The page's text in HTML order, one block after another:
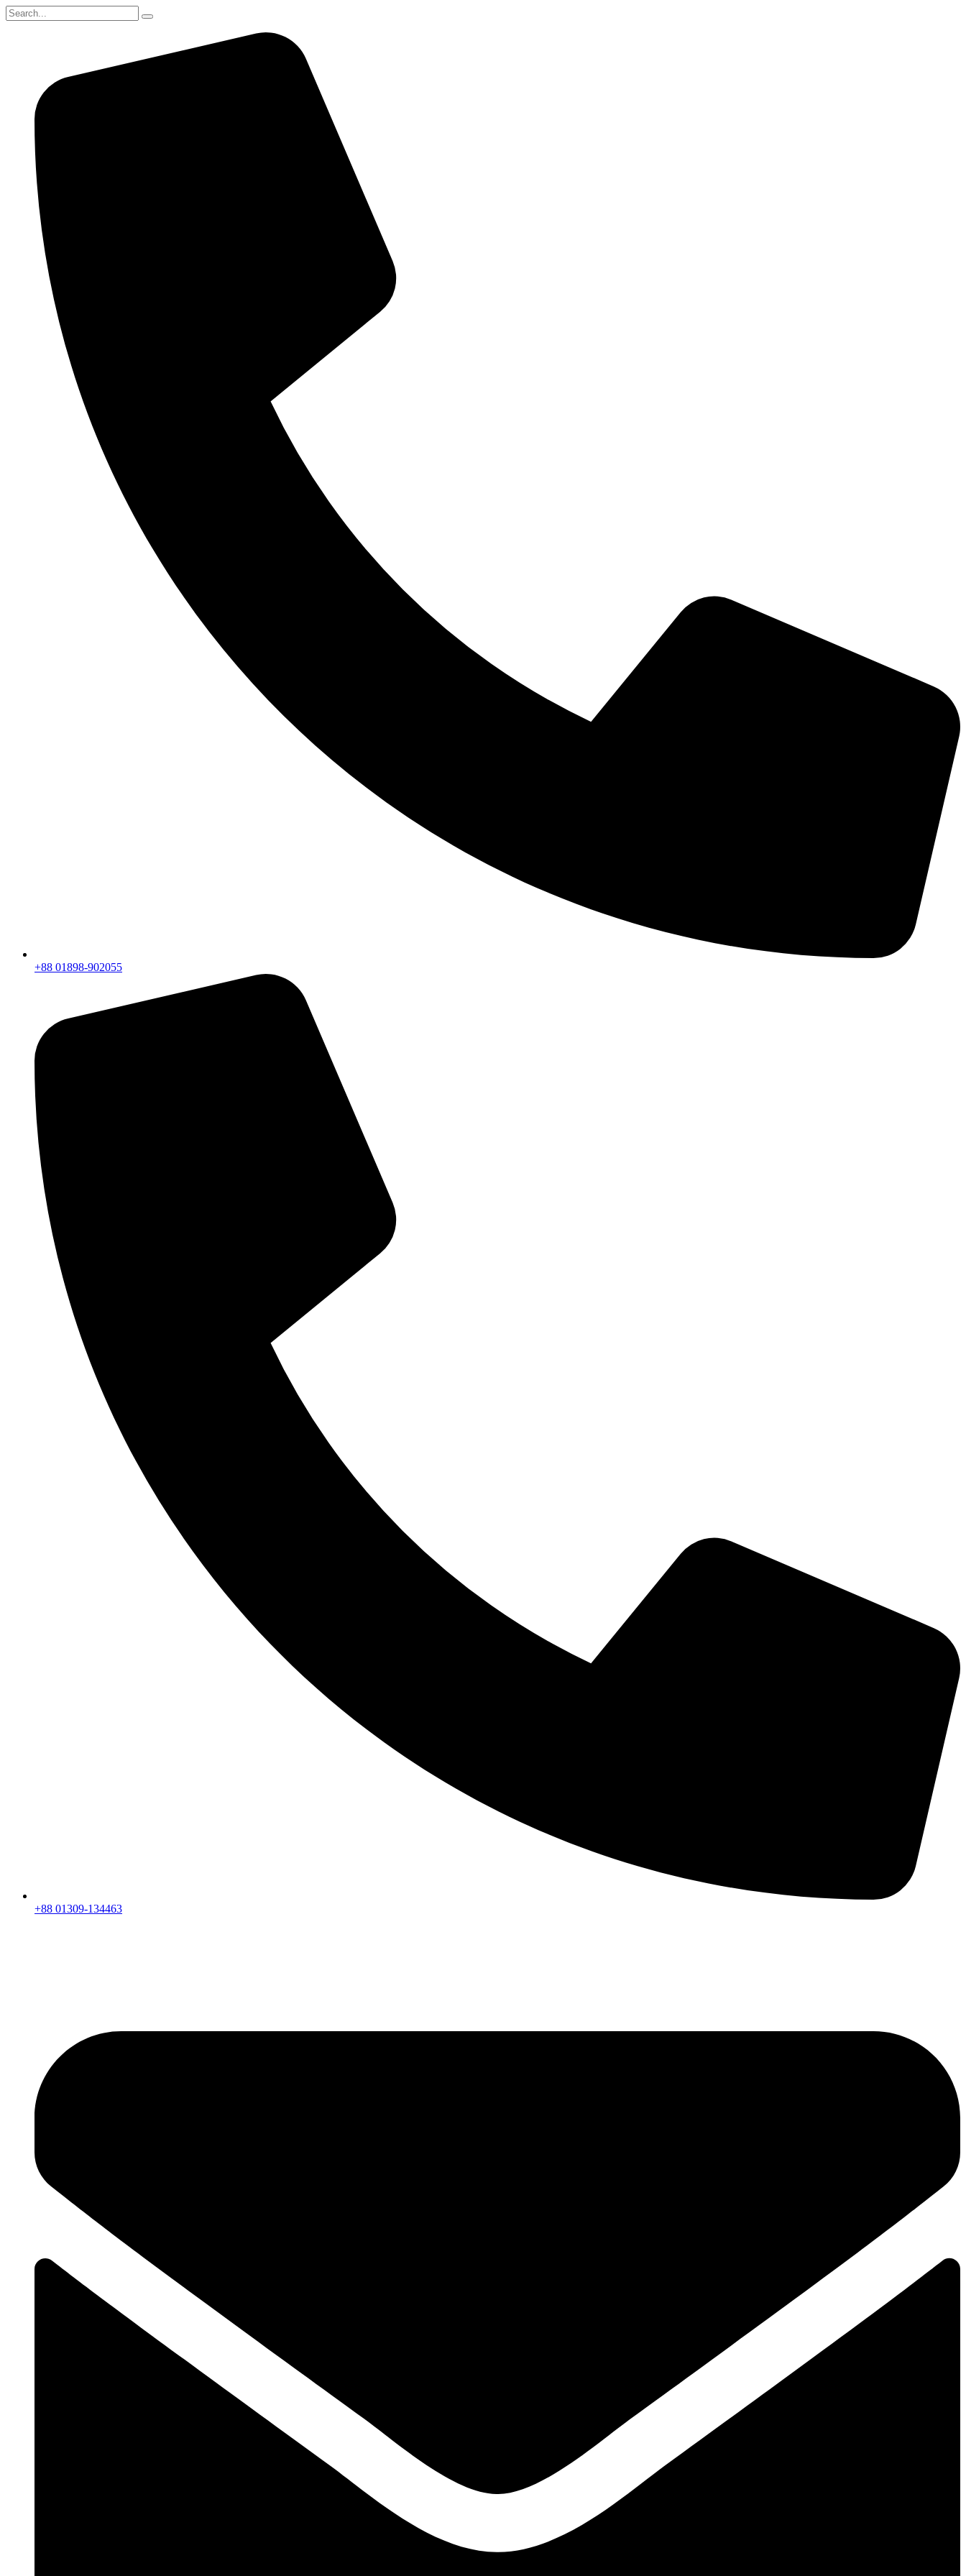
+88 01898-902055
+88 01309-134463